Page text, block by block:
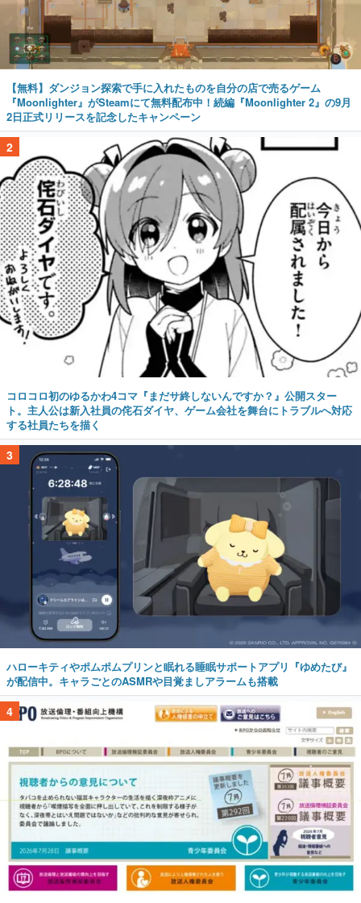
【無料】ダンジョン探索で手に入れたものを自分の店で売るゲーム
『Moonlighter』がSteamにて無料配布中！続編『Moonlighter 2』の9月
2日正式リリースを記念したキャンペーン
2
コロコロ初のゆるかわ4コマ『まだサ終しないんですか？』公開スター
ト。主人公は新入社員の侘石ダイヤ、ゲーム会社を舞台にトラブルへ対応
する社員たちを描く
3
ハローキティやポムポムプリンと眠れる睡眠サポートアプリ『ゆめたび』
が配信中。キャラごとのASMRや目覚ましアラームも搭載
4